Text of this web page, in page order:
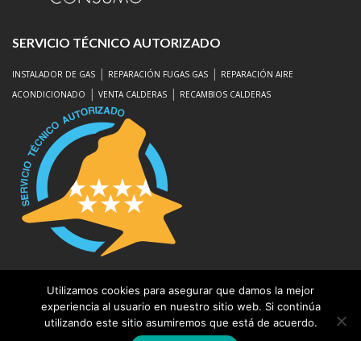
SERVICIO TÉCNICO AUTORIZADO
INSTALADOR DE GAS | REPARACIÓN FUGAS GAS | REPARACIÓN AIRE
ACONDICIONADO
| VENTA CALDERAS | RECAMBIOS CALDERAS
Aviso Legal|Protección de Datos
Utilizamos cookies para asegurar que damos la mejor
experiencia al usuario en nuestro sitio web. Si continúa
utilizando este sitio asumiremos que está de acuerdo.